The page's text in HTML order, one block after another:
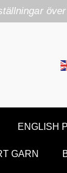
ENGLISH
GARN